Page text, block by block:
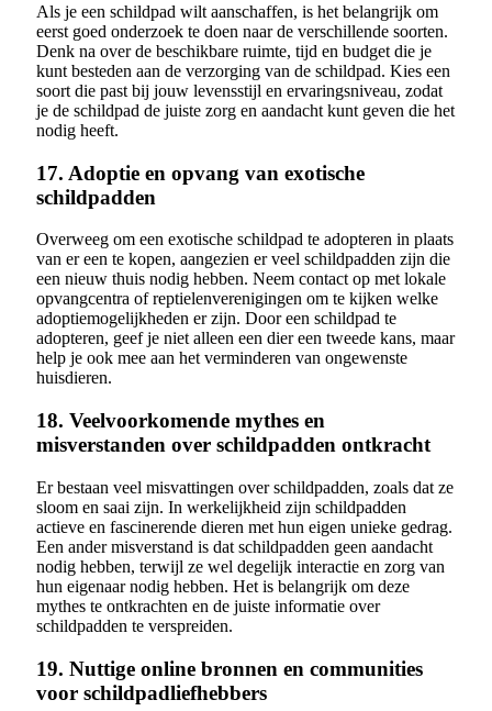
Als je een schildpad wilt aanschaffen, is het belangrijk om
eerst goed onderzoek te doen naar de verschillende soorten.
Denk na over de beschikbare ruimte, tijd en budget die je
kunt besteden aan de verzorging van de schildpad. Kies een
soort die past bij jouw levensstijl en ervaringsniveau, zodat
je de schildpad de juiste zorg en aandacht kunt geven die het
nodig heeft.
17. Adoptie en opvang van exotische
schildpadden
Overweeg om een exotische schildpad te adopteren in plaats
van er een te kopen, aangezien er veel schildpadden zijn die
een nieuw thuis nodig hebben. Neem contact op met lokale
opvangcentra of reptielenverenigingen om te kijken welke
adoptiemogelijkheden er zijn. Door een schildpad te
adopteren, geef je niet alleen een dier een tweede kans, maar
help je ook mee aan het verminderen van ongewenste
huisdieren.
18. Veelvoorkomende mythes en
misverstanden over schildpadden ontkracht
Er bestaan veel misvattingen over schildpadden, zoals dat ze
sloom en saai zijn. In werkelijkheid zijn schildpadden
actieve en fascinerende dieren met hun eigen unieke gedrag.
Een ander misverstand is dat schildpadden geen aandacht
nodig hebben, terwijl ze wel degelijk interactie en zorg van
hun eigenaar nodig hebben. Het is belangrijk om deze
mythes te ontkrachten en de juiste informatie over
schildpadden te verspreiden.
19. Nuttige online bronnen en communities
voor schildpadliefhebbers